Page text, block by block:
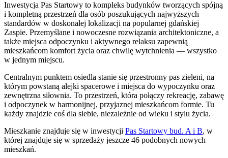
Inwestycja Pas Startowy to kompleks budynków tworzących spójną
i kompletną przestrzeń dla osób poszukujących najwyższych
standardów w doskonałej lokalizacji na popularnej gdańskiej
Zaspie. Przemyślane i nowoczesne rozwiązania architektoniczne, a
także miejsca odpoczynku i aktywnego relaksu zapewnią
mieszkańcom komfort życia oraz chwilę wytchnienia — wszystko
w jednym miejscu.
Centralnym punktem osiedla stanie się przestronny pas zieleni, na
którym powstaną alejki spacerowe i miejsca do wypoczynku oraz
zewnętrzna siłownia. To przestrzeń, która połączy rekreację, zabawę
i odpoczynek w harmonijnej, przyjaznej mieszkańcom formie. Tu
każdy znajdzie coś dla siebie, niezależnie od wieku i stylu życia.
Mieszkanie znajduje się w inwestycji Pas Startowy bud. A i B, w
której znajduje się w sprzedaży jeszcze 46 podobnych nowych
mieszkań.